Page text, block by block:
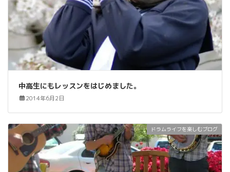
中高生にもレッスンをはじめました。
2014年6月2日
ドラムライフを楽しむブログ